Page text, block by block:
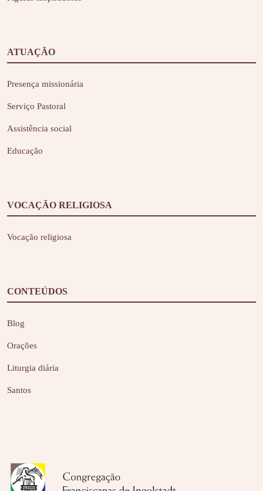
ATUAÇÃO
Presença missionária
Serviço Pastoral
Assistência social
Educação
VOCAÇÃO RELIGIOSA
Vocação religiosa
CONTEÚDOS
Blog
Orações
Liturgia diária
Santos